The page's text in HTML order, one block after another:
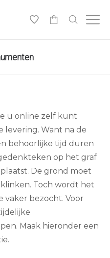
u online zelf kunt
Want na de
behoorlijke tijd duren
op het graf
De grond moet
Toch wordt het
vaker bezocht. Voor
Maak hieronder een